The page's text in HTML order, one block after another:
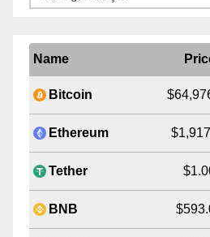
Name
Bitcoin
Ethereum
Tether
BNB